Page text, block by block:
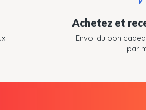
Achetez et
Envoi du bon
par